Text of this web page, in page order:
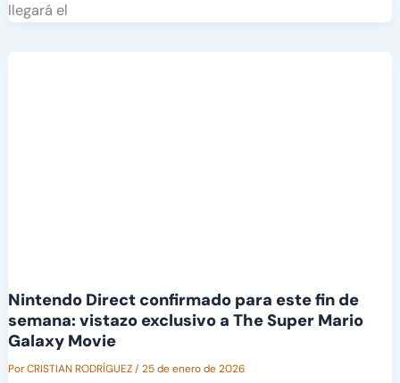
llegará el
Nintendo Direct confirmado para este fin de
semana: vistazo exclusivo a The Super Mario
Galaxy Movie
PorCRISTIAN RODRÍGUEZ/25 de enero de 2026